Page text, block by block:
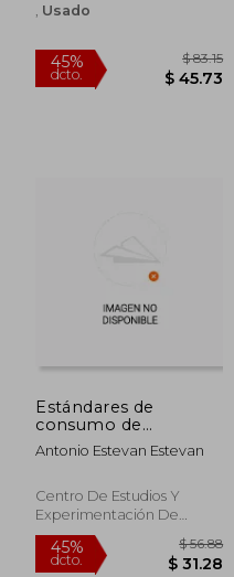
Usado
Estándares de
consumo de
materiales y energía
en la construcción de
hidráulicas. M-102
Antonio Estevan Estevan
Centro De Estudios Y
Experimentación De
Obras Publicas, Tapa
Blanda, Nuevo